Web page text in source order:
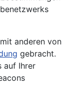
anderen von
gebracht.
auf Ihrer